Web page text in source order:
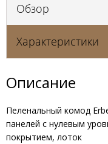
Обзор
Характеристики
Описание
Пеленальный комод
панелей с нулевым
покрытием, лоток